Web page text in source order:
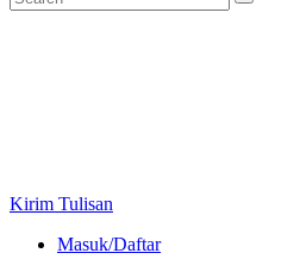
Kirim Tulisan
Masuk/Daftar